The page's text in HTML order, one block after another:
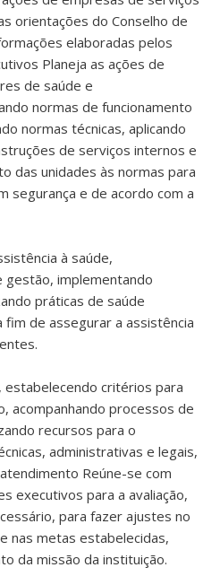
orientações do Conselho de
elaboradas pelos
Planeja as ações de
de saúde e
normas de funcionamento
normas técnicas, aplicando
de serviços internos e
das unidades às normas para
segurança e de acordo com a
à saúde,
implementando
práticas de saúde
fim de assegurar a assistência
estabelecendo critérios para
acompanhando processos de
recursos para o
administrativas e legais,
Reúne-se com
executivos para a avaliação,
para fazer ajustes no
nas metas estabelecidas,
da missão da instituição.